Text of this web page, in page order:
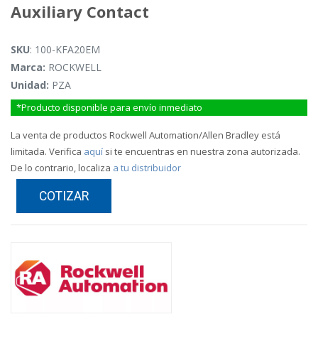
Auxiliary Contact
SKU: 100-KFA20EM
Marca: ROCKWELL
Unidad: PZA
*Producto disponible para envío inmediato
La venta de productos Rockwell Automation/Allen Bradley está
limitada. Verifica aquí si te encuentras en nuestra zona autorizada.
De lo contrario, localiza a tu distribuidor
COTIZAR